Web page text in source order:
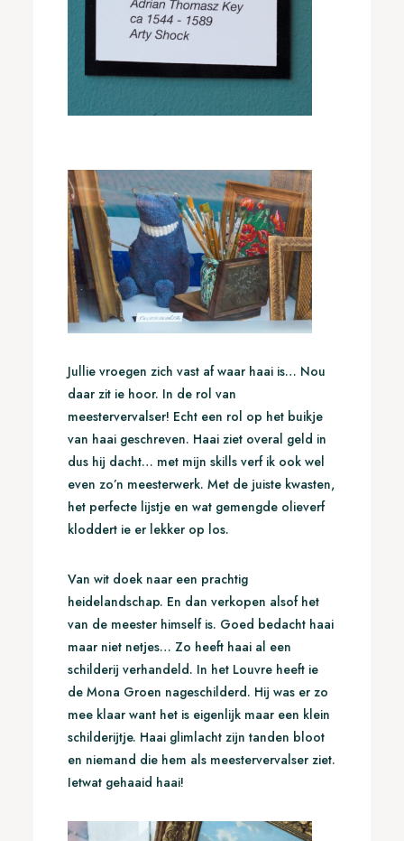
Jullie vroegen zich vast af waar haai is… Nou
daar zit ie hoor. In de rol van
meestervervalser! Echt een rol op het buikje
van haai geschreven. Haai ziet overal geld in
dus hij dacht… met mijn skills verf ik ook wel
even zo’n meesterwerk. Met de juiste kwasten,
het perfecte lijstje en wat gemengde olieverf
kloddert ie er lekker op los.
Van wit doek naar een prachtig
heidelandschap. En dan verkopen alsof het
van de meester himself is. Goed bedacht haai
maar niet netjes… Zo heeft haai al een
schilderij verhandeld. In het Louvre heeft ie
de Mona Groen nageschilderd. Hij was er zo
mee klaar want het is eigenlijk maar een klein
schilderijtje. Haai glimlacht zijn tanden bloot
en niemand die hem als meestervervalser ziet.
Ietwat gehaaid haai!